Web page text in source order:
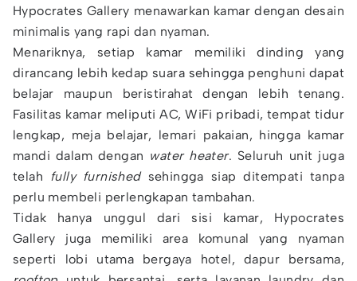
Hypocrates Gallery menawarkan kamar dengan desain
minimalis yang rapi dan nyaman.
Menariknya, setiap kamar memiliki dinding yang
dirancang lebih kedap suara sehingga penghuni dapat
belajar maupun beristirahat dengan lebih tenang.
Fasilitas kamar meliputi AC, WiFi pribadi, tempat tidur
lengkap, meja belajar, lemari pakaian, hingga kamar
mandi dalam dengan water heater. Seluruh unit juga
telah fully furnishedsehingga siap ditempati tanpa
perlu membeli perlengkapan tambahan.
Tidak hanya unggul dari sisi kamar, Hypocrates
Gallery juga memiliki area komunal yang nyaman
seperti lobi utama bergaya hotel, dapur bersama,